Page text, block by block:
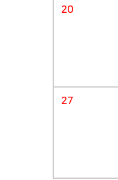
20
27